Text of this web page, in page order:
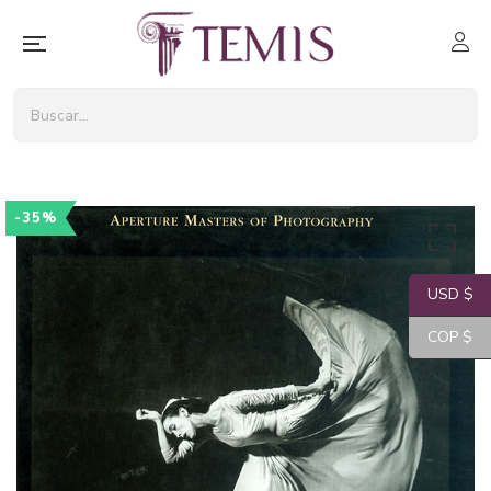
-35%
USD $
COP $